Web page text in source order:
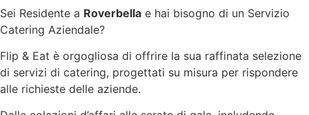
Sei Residente a Roverbella e hai bisogno di un Servizio
Catering Aziendale?
Flip & Eat è orgogliosa di offrire la sua raffinata selezione
di servizi di catering, progettati su misura per rispondere
alle richieste delle aziende.